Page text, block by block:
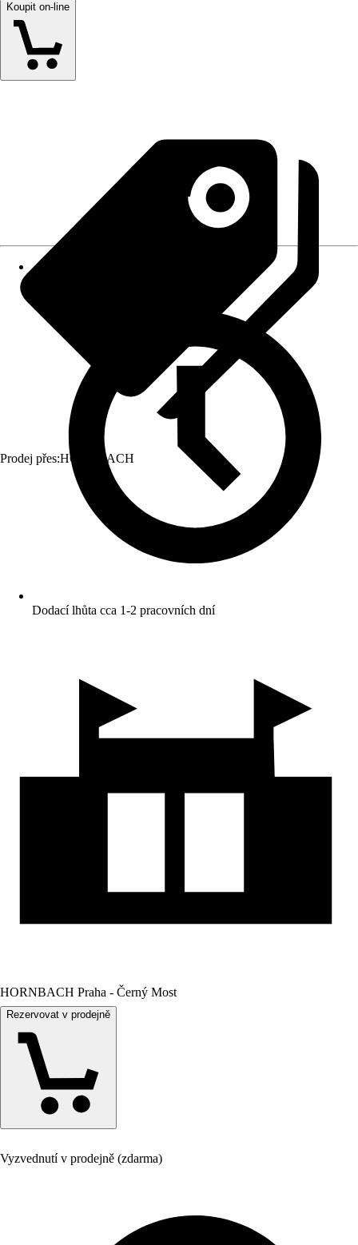
Koupit on-line
Prodej přes:HORNBACH
Dodací lhůta cca 1-2 pracovních dní
HORNBACH Praha - Černý Most
Rezervovat v prodejně
Vyzvednutí v prodejně (zdarma)